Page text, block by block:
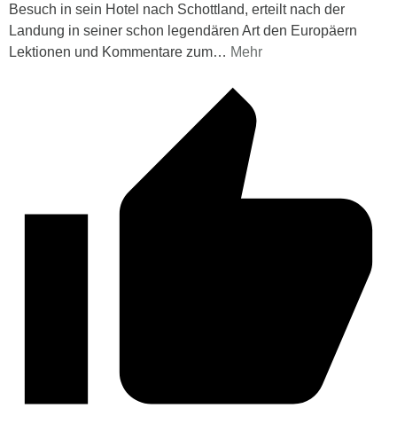
Besuch in sein Hotel nach Schottland, erteilt nach der
Landung in seiner schon legendären Art den Europäern
Lektionen und Kommentare zum… Mehr